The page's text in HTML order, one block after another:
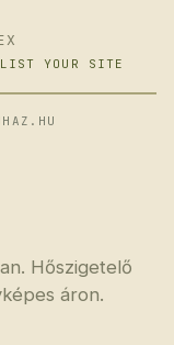
YOUR SITE
Hőszigetelő
áron.